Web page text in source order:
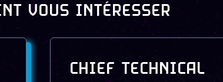
VOUS INTÉRESSER
CHIEF TECHNICAL